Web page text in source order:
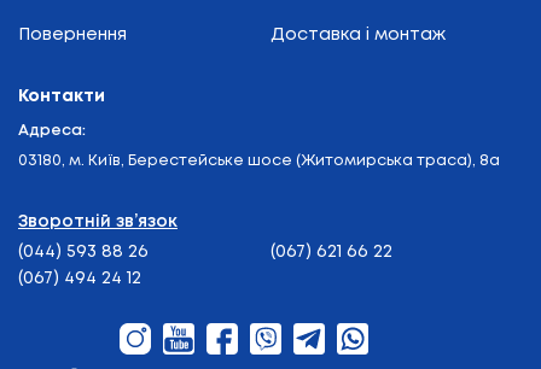
Повернення Доставка і монтаж
Контакти
Адреса:
03180, м. Київ, Берестейське шосе (Житомирська траса), 8а
Зворотній зв’язок
(044) 593 88 26
(067) 621 66 22
(067) 494 24 12